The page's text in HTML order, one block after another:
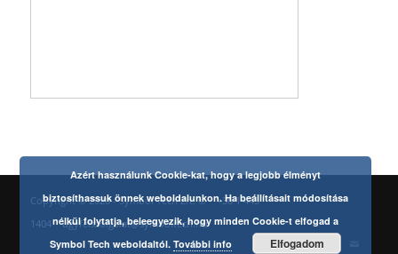
Copyright © 2026 - Symbol Tech Zrt. ©+36 1 445
1404
ugyfelszolgalat@symboltech.hu
Azért használunk Cookie-kat, hogy a legjobb élményt
biztosíthassuk önnek weboldalunkon. Ha beállításait módosítása
nélkül folytatja, beleegyezik, hogy minden Cookie-t elfogad a
Symbol Tech weboldaltól.További info Elfogadom